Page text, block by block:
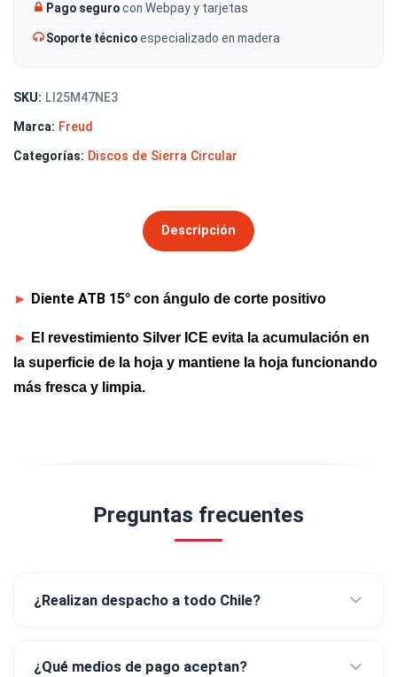
Pago segurocon Webpay y tarjetas
Soporte técnicoespecializado en madera
SKU: LI25M47NE3
Marca: Freud
Categorías: Discos de Sierra Circular
Descripción
► Diente ATB 15° con ángulo de corte positivo
► El revestimiento Silver ICE evita la acumulación en
la superficie de la hoja y mantiene la hoja funcionando
más fresca y limpia.
Preguntas frecuentes
¿Realizan despacho a todo Chile?
¿Qué medios de pago aceptan?